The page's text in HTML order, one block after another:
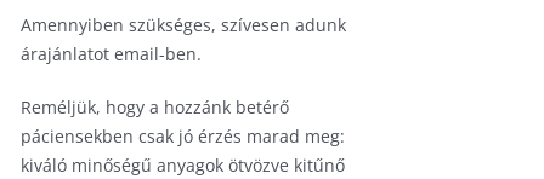
Amennyiben szükséges, szívesen adunk
árajánlatot email-ben.
Reméljük, hogy a hozzánk betérő
páciensekben csak jó érzés marad meg:
kiváló minőségű anyagok ötvözve kitűnő